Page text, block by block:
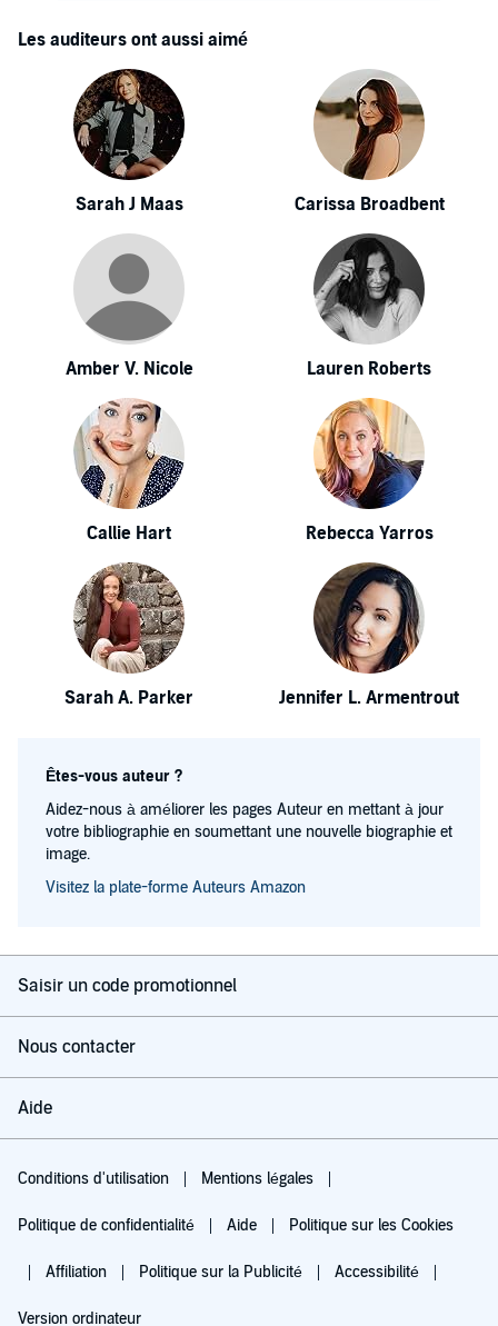
Les auditeurs ont aussi aimé
Sarah J Maas Carissa Broadbent
Amber V. Nicole Lauren Roberts
Callie Hart Rebecca Yarros
Sarah A. Parker Jennifer L. Armentrout
Êtes-vous auteur ?
Aidez-nous à améliorer les pages Auteur en mettant à jour
votre bibliographie en soumettant une nouvelle biographie et
image.
Visitez la plate-forme Auteurs Amazon
Saisir un code promotionnel
Nous contacter
Aide
Conditions d'utilisation Mentions légales
Politique de confidentialité Aide Politique sur les Cookies
Affiliation Politique sur la Publicité Accessibilité
Version ordinateur